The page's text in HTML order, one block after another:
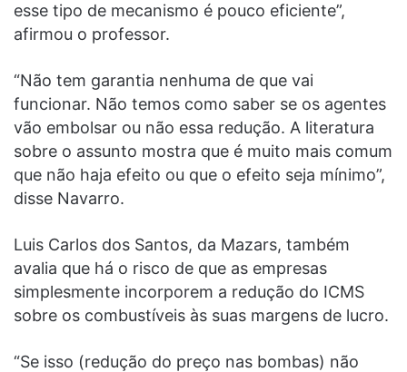
esse tipo de mecanismo é pouco eficiente”,
afirmou o professor.
“Não tem garantia nenhuma de que vai
funcionar. Não temos como saber se os agentes
vão embolsar ou não essa redução. A literatura
sobre o assunto mostra que é muito mais comum
que não haja efeito ou que o efeito seja mínimo”,
disse Navarro.
Luis Carlos dos Santos, da Mazars, também
avalia que há o risco de que as empresas
simplesmente incorporem a redução do ICMS
sobre os combustíveis às suas margens de lucro.
“Se isso (redução do preço nas bombas) não